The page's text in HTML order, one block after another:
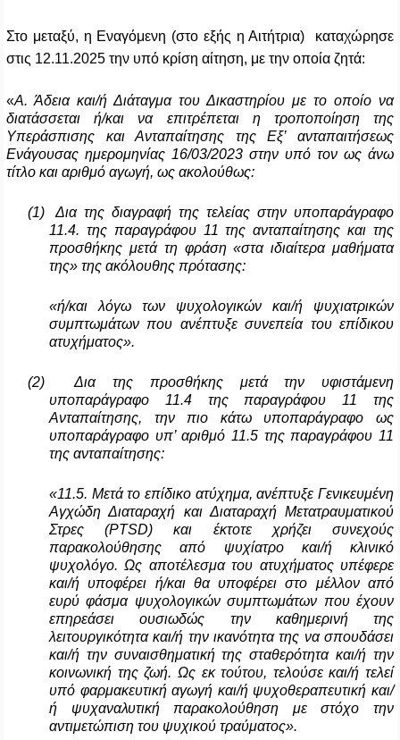
Στο μεταξύ, η Εναγόμενη (στο εξής η Αιτήτρια) καταχώρησε
στις 12.11.2025 την υπό κρίση αίτηση, με την οποία ζητά:
«Α. Άδεια και/ή Διάταγμα του Δικαστηρίου με το οποίο να
διατάσσεται ή/και να επιτρέπεται η τροποποίηση της
Υπεράσπισης και Ανταπαίτησης της Εξ’ ανταπαιτήσεως
Ενάγουσας ημερομηνίας 16/03/2023 στην υπό τον ως άνω
τίτλο και αριθμό αγωγή, ως ακολούθως:
(1)
Δια της διαγραφή της τελείας στην υποπαράγραφο
11.4. της παραγράφου 11 της ανταπαίτησης και της
προσθήκης μετά τη φράση «στα ιδιαίτερα μαθήματα
της» της ακόλουθης πρότασης:
«ή/και λόγω των ψυχολογικών και/ή ψυχιατρικών
συμπτωμάτων που ανέπτυξε συνεπεία του επίδικου
ατυχήματος».
(2)
Δια της προσθήκης μετά την υφιστάμενη
υποπαράγραφο 11.4 της παραγράφου 11 της
Ανταπαίτησης, την πιο κάτω υποπαράγραφο ως
υποπαράγραφο υπ’ αριθμό 11.5 της παραγράφου 11
της ανταπαίτησης:
«11.5. Μετά το επίδικο ατύχημα, ανέπτυξε Γενικευμένη
Αγχώδη Διαταραχή και Διαταραχή Μετατραυματικού
Στρες (PTSD) και έκτοτε χρήζει συνεχούς
παρακολούθησης από ψυχίατρο και/ή κλινικό
ψυχολόγο. Ως αποτέλεσμα του ατυχήματος υπέφερε
και/ή υποφέρει ή/και θα υποφέρει στο μέλλον από
ευρύ φάσμα ψυχολογικών συμπτωμάτων που έχουν
επηρεάσει ουσιωδώς την καθημερινή της
λειτουργικότητα και/ή την ικανότητα της να σπουδάσει
και/ή την συναισθηματική της σταθερότητα και/ή την
κοινωνική της ζωή. Ως εκ τούτου, τελούσε και/ή τελεί
υπό φαρμακευτική αγωγή και/ή ψυχοθεραπευτική και/
ή ψυχαναλυτική παρακολούθηση με στόχο την
αντιμετώπιση του ψυχικού τραύματος».